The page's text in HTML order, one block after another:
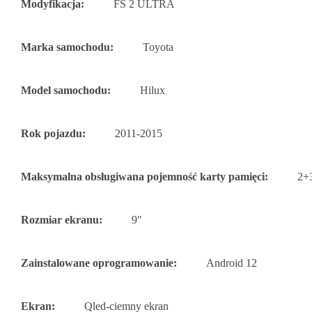
Modyfikacja: FS 2 ULTRA
Marka samochodu: Toyota
Model samochodu: Hilux
Rok pojazdu: 2011-2015
Maksymalna obsługiwana pojemność karty pamięci:
Rozmiar ekranu: 9"
Zainstalowane oprogramowanie: Android 12
Ekran: Qled-ciemny ekran